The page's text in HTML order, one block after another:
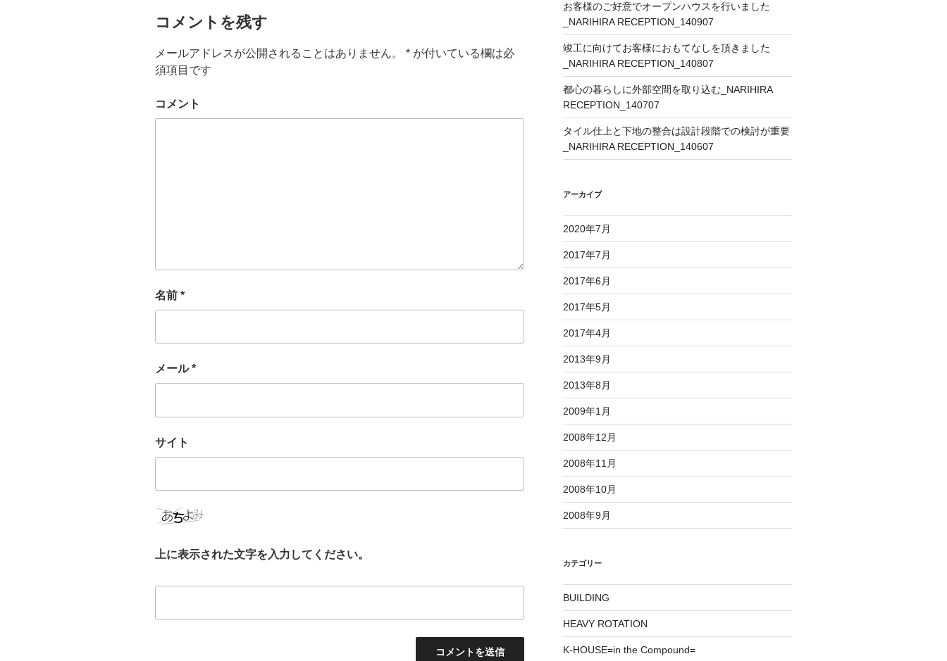
コメントを残す
メールアドレスが公開されることはありません。 * が付いている欄は必
須項目です
コメント
名前 *
メール*
サイト
上に表示された文字を入力してください。
お客様のご好意でオープンハウスを行いました
_NARIHIRA RECEPTION_140907
竣工に向けてお客様におもてなしを頂きました
_NARIHIRA RECEPTION_140807
都心の暮らしに外部空間を取り込む_NARIHIRA
RECEPTION_140707
タイル仕上と下地の整合は設計段階での検討が重要
_NARIHIRA RECEPTION_140607
アーカイブ
2020年7月
2017年7月
2017年6月
2017年5月
2017年4月
2013年9月
2013年8月
2009年1月
2008年12月
2008年11月
2008年10月
2008年9月
カテゴリー
BUILDING
HEAVY ROTATION
K-HOUSE=in the Compound=